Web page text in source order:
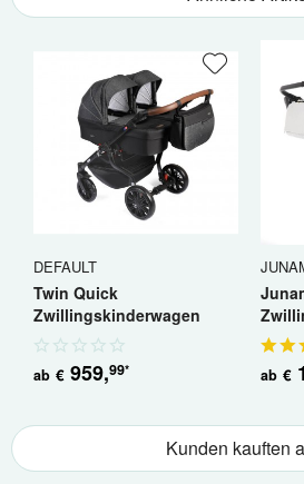
DEFAULT
Twin Quick
Zwillingskinderwagen
Geschwisterwagen
ab € 959,99* ab €
Kunden kauften